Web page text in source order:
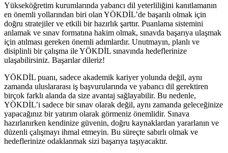
Yükseköğretim kurumlarında yabancı dil yeterliliğini kanıtlamanın
en önemli yollarından biri olan YÖKDİL’de başarılı olmak için
doğru stratejiler ve etkili bir hazırlık şarttır. Puanlama sistemini
anlamak ve sınav formatına hakim olmak, sınavda başarıya ulaşmak
için atılması gereken önemli adımlardır. Unutmayın, planlı ve
disiplinli bir çalışma ile YÖKDİL sınavında hedeflerinize
ulaşabilirsiniz. Başarılar dileriz!
YÖKDİL puanı, sadece akademik kariyer yolunda değil, aynı
zamanda uluslararası iş başvurularında ve yabancı dil gerektiren
birçok farklı alanda da size avantaj sağlayabilir. Bu nedenle,
YÖKDİL’i sadece bir sınav olarak değil, aynı zamanda geleceğinize
yapacağınız bir yatırım olarak görmeniz önemlidir. Sınava
hazırlanırken kendinize güvenin, doğru kaynaklardan yararlanın ve
düzenli çalışmayı ihmal etmeyin. Bu süreçte sabırlı olmak ve
hedeflerinize odaklanmak sizi başarıya taşıyacaktır.